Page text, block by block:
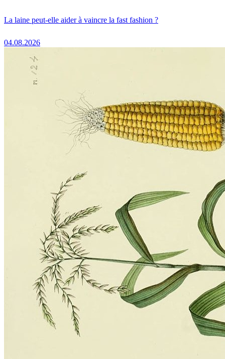
La laine peut-elle aider à vaincre la fast fashion ?
04.08.2026